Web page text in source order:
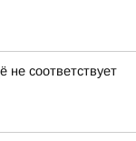
соответствует